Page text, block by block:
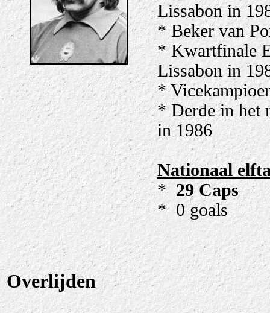
Lissabon in
* Beker van
* Kwartfinale
Lissabon in
*
* Derde in het
in 1986
Nationaal
*29 Caps
* 0 goals
Overlijden